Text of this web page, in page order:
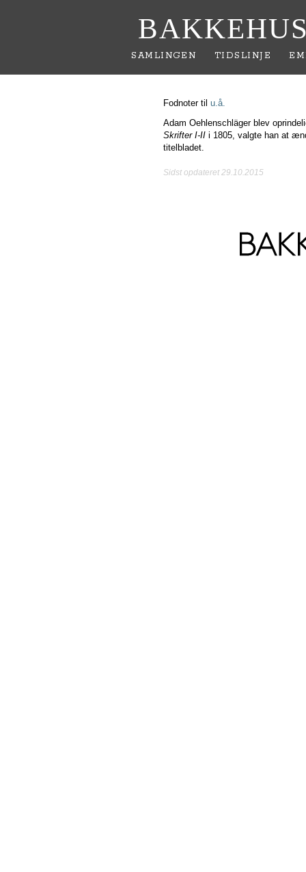
SAMLINGEN TIDSLINJE
Fodnoter til u.å.
Adam Oehlenschläger blev
Skrifter I-II i 1805, valgte han at
titelbladet.
Sidst opdateret 29.10.2015